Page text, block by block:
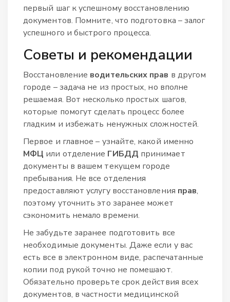
первый шаг к успешному восстановлению
документов. Помните, что подготовка – залог
успешного и быстрого процесса.
Советы и рекомендации
Восстановление водительских прав в другом
городе – задача не из простых, но вполне
решаемая. Вот несколько простых шагов,
которые помогут сделать процесс более
гладким и избежать ненужных сложностей.
Первое и главное – узнайте, какой именно
МФЦ или отделение ГИБДД принимает
документы в вашем текущем городе
пребывания. Не все отделения
предоставляют услугу восстановления прав,
поэтому уточнить это заранее может
сэкономить немало времени.
Не забудьте заранее подготовить все
необходимые документы. Даже если у вас
есть все в электронном виде, распечатанные
копии под рукой точно не помешают.
Обязательно проверьте срок действия всех
документов, в частности медицинской